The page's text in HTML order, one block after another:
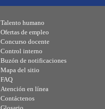
Talento humano
Ofertas de empleo
Concurso docente
Control interno
Buzón de notificaciones
Mapa del sitio
FAQ
Atención en línea
Contáctenos